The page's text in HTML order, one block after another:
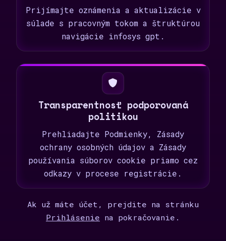
Prijímajte oznámenia a aktualizácie v
súlade s pracovným tokom a štruktúrou
navigácie infosys gpt.
Transparentnosť podporovaná
politikou
Prehliadajte Podmienky, Zásady
ochrany osobných údajov a Zásady
používania súborov cookie priamo cez
odkazy v procese registrácie.
Ak už máte účet, prejdite na stránku
Prihlásenie na pokračovanie.